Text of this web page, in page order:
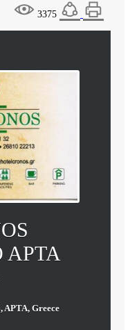
3375
ΑΡΤΑ
ΑΡΤΑ, Greece